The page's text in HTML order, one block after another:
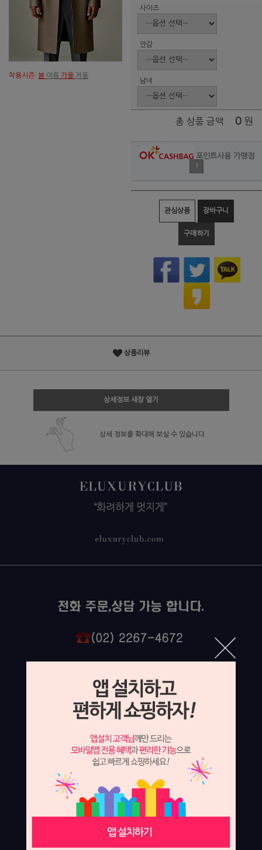
착용시즌: 봄 여름 가을 겨울
사이즈
안감
남녀
총 상품 금액 0 원
포인트사용 가맹점
?
관심상품 장바구니
구매하기
상품리뷰
상세정보 새창 열기
상세 정보를 확대해 보실 수 있습니다.